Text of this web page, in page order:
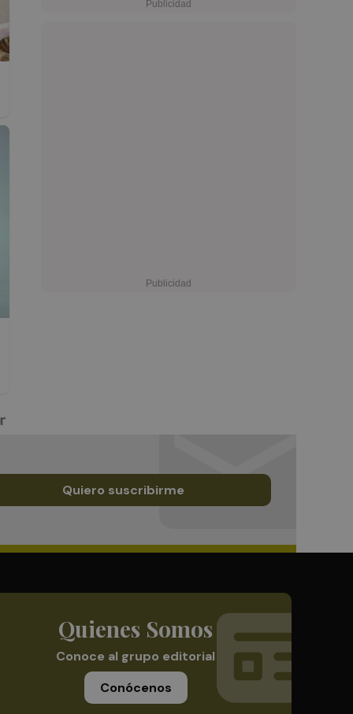
Quiero suscribirme
Quienes Somos
Conoce al grupo editorial
Conócenos